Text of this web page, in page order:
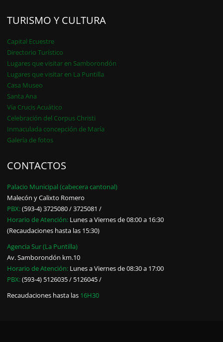
TURISMO Y CULTURA
Capital Ecuestre
Directorio Turístico
Lugares que visitar en Samborondón
Lugares que visitar en La Puntilla
Casa Museo
Santa Ana
Vía Crucis Acuático
Celebración del Corpus Christi
Inmaculada concepción de María
Galería de fotos
CONTACTOS
Palacio Municipal (cabecera cantonal)
Malecón y Calixto Romero
PBX:(593-4) 3725080 / 3725081 /
Horario de Atención: Lunes a Viernes de 08:00 a 16:30
(Recaudaciones hasta las 15:30)
Agencia Sur (La Puntilla)
Av. Samborondón km.10
Horario de Atención: Lunes a Viernes de 08:30 a 17:00
PBX:(593-4) 5126035 / 5126045 /
Recaudaciones hasta las 16H30